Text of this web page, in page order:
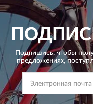
Подпишись, чтобы
предложениях,